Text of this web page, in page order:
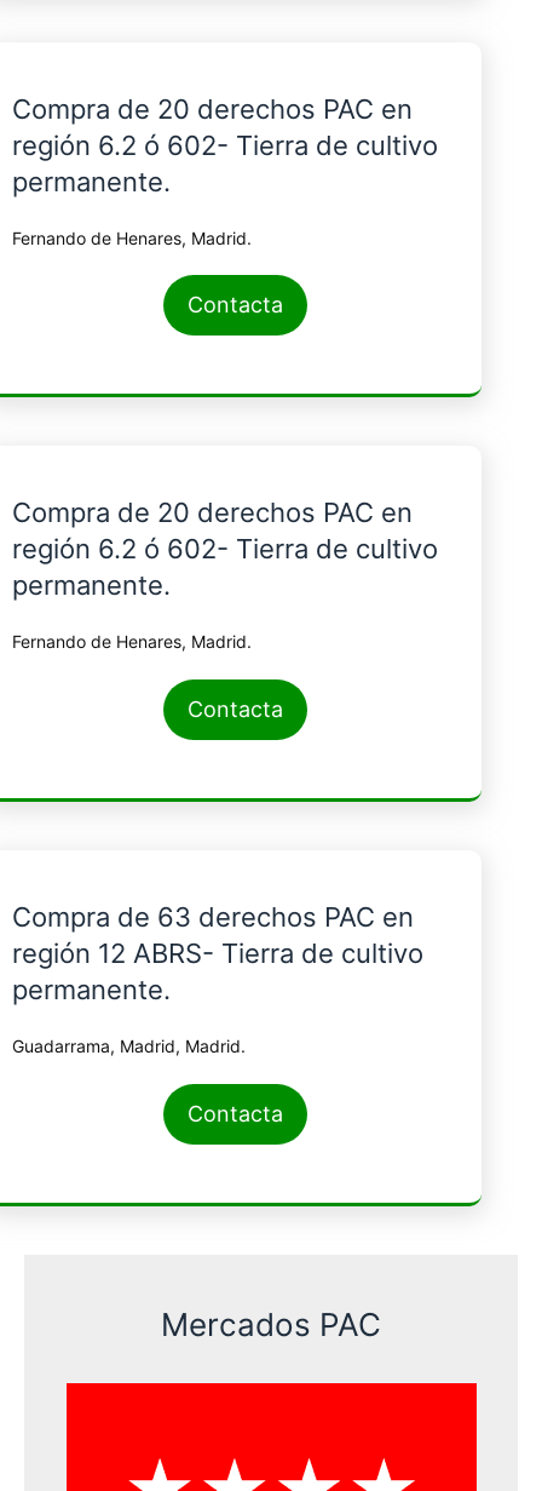
Compra de 20 derechos PAC en
región 6.2 ó 602- Tierra de cultivo
permanente.
Fernando de Henares, Madrid.
Contacta
Compra de 20 derechos PAC en
región 6.2 ó 602- Tierra de cultivo
permanente.
Fernando de Henares, Madrid.
Contacta
Compra de 63 derechos PAC en
región 12 ABRS- Tierra de cultivo
permanente.
Guadarrama, Madrid, Madrid.
Contacta
Mercados PAC